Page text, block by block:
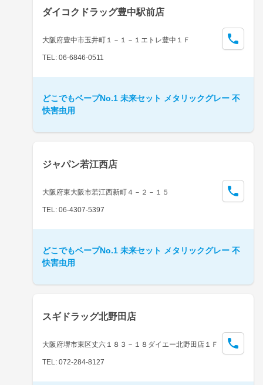
ダイコクドラッグ豊中駅前店
大阪府豊中市玉井町１－１－１エトレ豊中１Ｆ
TEL: 06-6846-0511
どこでもベープNo.1 未来セット メタリックグレー 不
快害虫用
ジャパン若江西店
大阪府東大阪市若江西新町４－２－１５
TEL: 06-4307-5397
どこでもベープNo.1 未来セット メタリックグレー 不
快害虫用
スギドラッグ北野田店
大阪府堺市東区丈六１８３－１８ダイエー北野田店１Ｆ
TEL: 072-284-8127